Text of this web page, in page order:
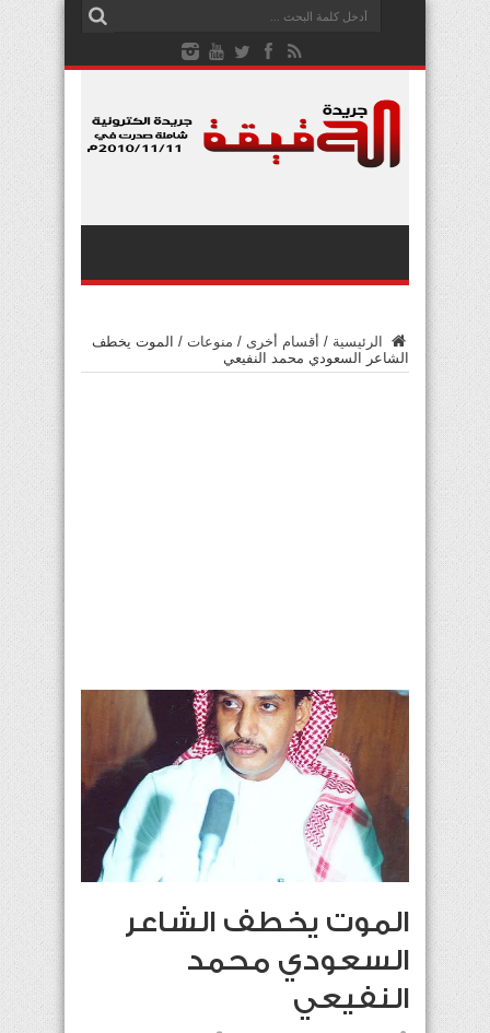
الرئيسية / أقسام أخرى / منوعات / الموت يخطف
الشاعر السعودي محمد النفيعي
الموت يخطف الشاعر
السعودي محمد
النفيعي